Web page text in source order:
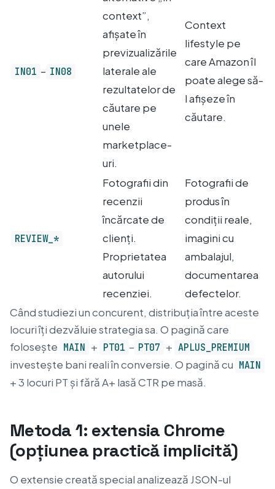
IN01 – IN08
context”,
afișate în
previzualizările
laterale ale
rezultatelor de
căutare pe
unele
marketplace-
uri.
Context
lifestyle pe
care Amazon îl
poate alege să-
l afișeze în
căutare.
REVIEW_*
Fotografii din
recenzii
încărcate de
clienți.
Proprietatea
autorului
recenziei.
Fotografii de
produs în
condiții reale,
imagini cu
ambalajul,
documentarea
defectelor.
Când studiezi un concurent, distribuția între aceste
locuri îți dezvăluie strategia sa. O pagină care
folosește MAIN + PT01 – PT07 + APLUS_PREMIUM
investește bani reali în conversie. O pagină cu MAIN
+ 3 locuri PT și fără A+ lasă CTR pe masă.
Metoda 1: extensia Chrome
(opțiunea practică implicită)
O extensie creată special analizează JSON-ul